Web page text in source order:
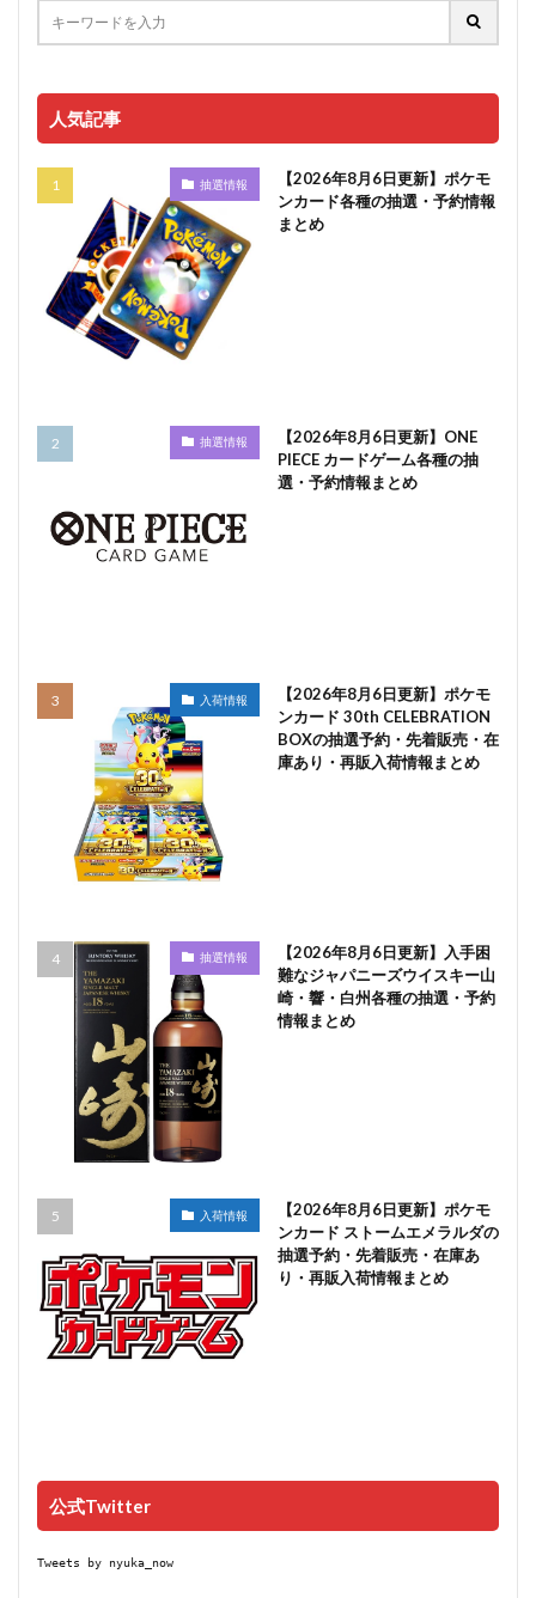
人気記事
抽選情報
【2026年8月6日更新】ポケモ
ンカード各種の抽選・予約情報
まとめ
抽選情報
【2026年8月6日更新】ONE
PIECE カードゲーム各種の抽
選・予約情報まとめ
入荷情報
【2026年8月6日更新】ポケモ
ンカード 30th CELEBRATION
BOXの抽選予約・先着販売・在
庫あり・再販入荷情報まとめ
抽選情報
【2026年8月6日更新】入手困
難なジャパニーズウイスキー山
崎・響・白州各種の抽選・予約
情報まとめ
入荷情報
【2026年8月6日更新】ポケモ
ンカード ストームエメラルダの
抽選予約・先着販売・在庫あ
り・再販入荷情報まとめ
公式Twitter
Tweets by nyuka_now